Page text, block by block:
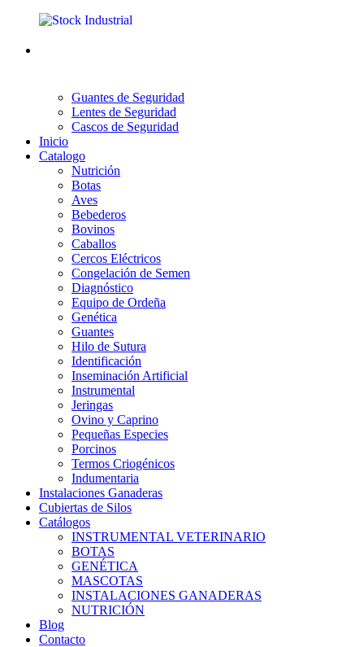
Guantes de Seguridad
Lentes de Seguridad
Cascos de Seguridad
Inicio
Catalogo
Nutrición
Botas
Aves
Bebederos
Bovinos
Caballos
Cercos Eléctricos
Congelación de Semen
Diagnóstico
Equipo de Ordeña
Genética
Guantes
Hilo de Sutura
Identificación
Inseminación Artificial
Instrumental
Jeringas
Ovino y Caprino
Pequeñas Especies
Porcinos
Termos Criogénicos
Indumentaria
Instalaciones Ganaderas
Cubiertas de Silos
Catálogos
INSTRUMENTAL VETERINARIO
BOTAS
GENÉTICA
MASCOTAS
INSTALACIONES GANADERAS
NUTRICIÓN
Blog
Contacto